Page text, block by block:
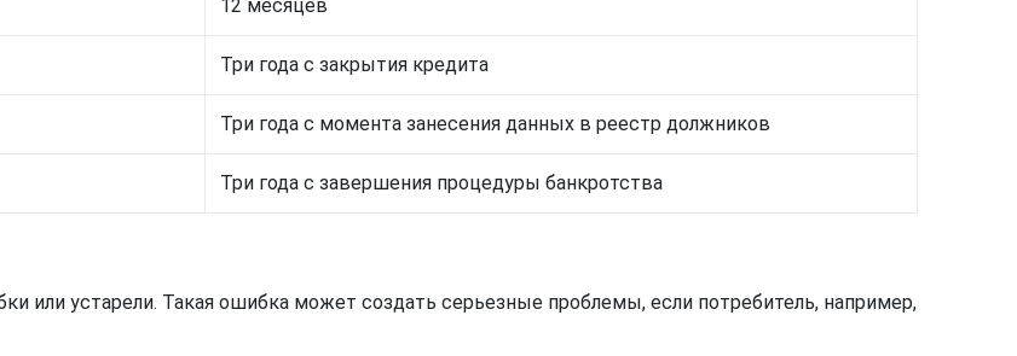
12 месяцев
Три года с закрытия кредита
Три года с момента занесения данных в реестр должников
Три года с завершения процедуры банкротства
или устарели. Такая ошибка может создать серьезные проблемы, если потребитель, например,